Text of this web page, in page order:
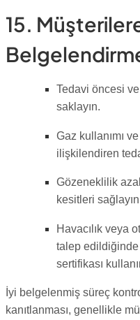
15.
Tedavi öncesi ve
saklayın.
Gaz kullanımı
ilişkilendiren
Gözeneklilik
kesitleri
Havacılık veya
talep
sertifikası
İyi belgelenmiş süreç
kanıtlanması, genellikle